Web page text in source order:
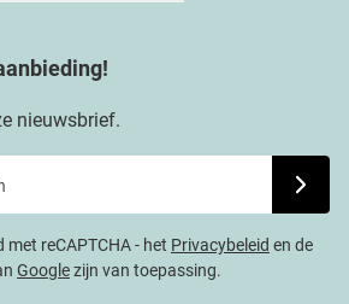
nieuwsbrief.
reCAPTCHA - het Privacybeleid en de
Googlezijn van toepassing.